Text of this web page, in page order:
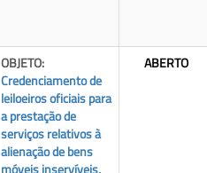
OBJETO:
Credenciamento de
leiloeiros oficiais para
a prestação de
serviços relativos à
alienação de bens
móveis inservíveis,
ABERTO